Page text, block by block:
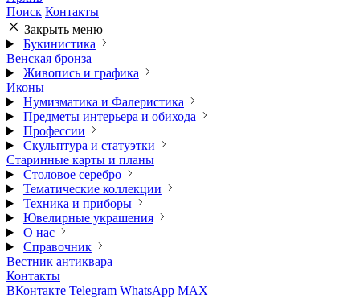
Поиск Контакты
Закрыть меню
Букинистика
Венская бронза
Живопись и графика
Иконы
Нумизматика и Фалеристика
Предметы интерьера и обихода
Профессии
Скульптура и статуэтки
Старинные карты и планы
Столовое серебро
Тематические коллекции
Техника и приборы
Ювелирные украшения
О нас
Справочник
Вестник антиквара
Контакты
ВКонтакте Telegram WhatsApp MAX